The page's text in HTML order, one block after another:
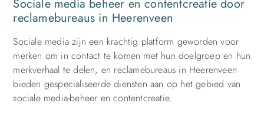
Sociale media beheer en contentcreatie door
reclamebureaus in Heerenveen
Sociale media zijn een krachtig platform geworden voor
merken om in contact te komen met hun doelgroep en hun
merkverhaal te delen, en reclamebureaus in Heerenveen
bieden gespecialiseerde diensten aan op het gebied van
sociale media-beheer en contentcreatie.